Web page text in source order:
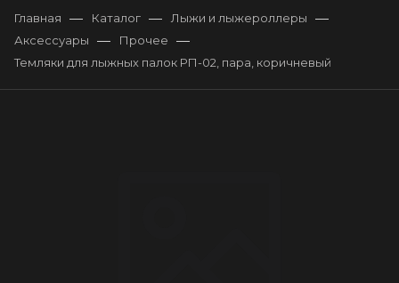
Главная — Каталог — Лыжи и лыжероллеры —
Аксессуары — Прочее —
Темляки для лыжных палок РП-02, пара, коричневый